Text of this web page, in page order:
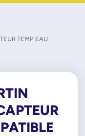
TEMP EAU